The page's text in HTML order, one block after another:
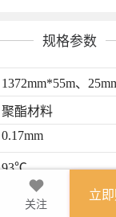
规格参数
1372mm*55m、
聚酯材料
0.17mm
93℃
图文详情
关注
立